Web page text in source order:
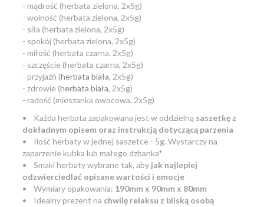
- mądrość (herbata zielona, 2x5g)
- wolność (herbata zielona, 2x5g)
- siła (herbata zielona, 2x5g)
- spokój (herbata zielona, 2x5g)
- miłość (herbata czarna, 2x5g)
- szczęście (herbata czarna, 2x5g)
- przyjaźń (herbata biała, 2x5g)
- zdrowie (herbata biała, 2x5g)
- radość (mieszanka owocowa, 2x5g)
• Każda herbata zapakowana jest w oddzielną saszetkę z
dokładnym opisem oraz instrukcją dotyczącą parzenia
• Ilość herbaty w jednej saszetce - 5g. Wystarczy na
zaparzenie kubka lub małego dzbanka*
• Smaki herbaty wybrane tak, aby jak najlepiej
odzwierciedlać opisane wartości i emocje
• Wymiary opakowania: 190mm x 90mm x 80mm
• Idealny prezent na chwilę relaksu z bliską osobą